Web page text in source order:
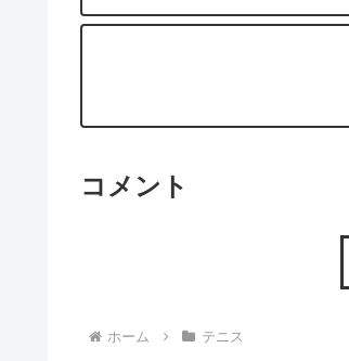
コメント
ホーム テニス